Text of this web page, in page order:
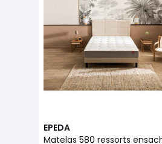
EPEDA